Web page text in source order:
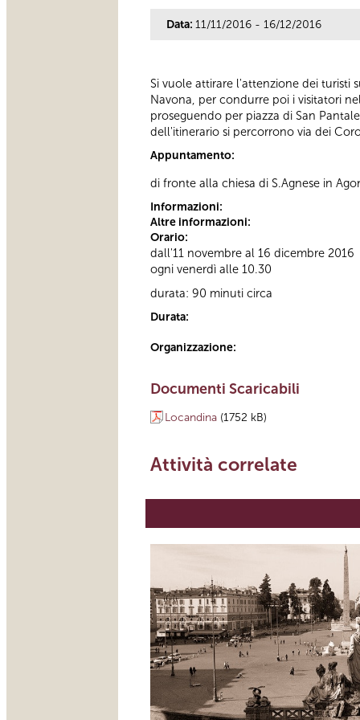
Data: 11/11/2016 - 16/12/2016
Si vuole attirare l'attenzione dei turisti
Navona, per condurre poi i visitatori
proseguendo per piazza di San
dell'itinerario si percorrono via dei
Appuntamento:
di fronte alla chiesa di S.Agnese in
Informazioni:
Altre informazioni:
Orario:
dall'11 novembre al 16 dicembre 2016
ogni venerdì alle 10.30
durata: 90 minuti circa
Durata:
Organizzazione:
Documenti Scaricabili
Locandina (1752 kB)
Attività correlate